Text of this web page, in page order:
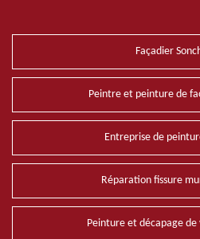
Façadier
Peintre et peinture de
Entreprise de
Réparation fissure
Peinture et décapage de